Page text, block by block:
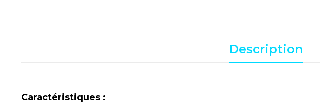
Description
Caractéristiques :